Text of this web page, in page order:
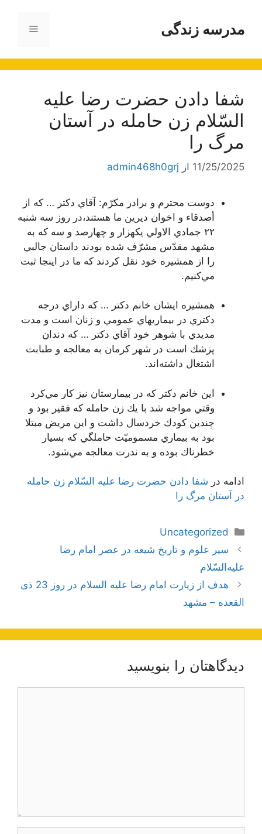
محتوامدرسه زندگی فهرست
شفا دادن حضرت رضا عليه
السّلام زن حامله در آستان
مرگ را
11/25/2025 از admin468h0grj
دوست محترم و برادر مكرّم: آقاي دكتر … كه از
أصدقاء و اخوان ديرين ما هستند،در روز سه شنبه
٢٢ جمادي الاولي يكهزار و چهارصد و سه كه به
مشهد مقدّس مشرّف شده بودند داستان جالبي
را از همشيره خود نقل كردند كه ما در اينجا ثبت
مي‌كنيم.
همشيره ايشان خانم دكتر … كه داراي درجه
دكتري در بيماريهاي عمومي و زنان است و مدت
مديدي با شوهر خود آقاي دكتر … كه دندان
پزشك است در شهر كرمان به معالجه و طبابت
اشتغال داشته‌اند.
اين خانم دكتر كه در بيمارستان نيز كار مي‌كرد
وقتي مواجه شد با يك زن حامله كه فقير بود و
چندين كودك خردسال داشت و اين مريض مبتلا
بود به بيماري مسموميّت حاملگي كه بسيار
خطرناك بوده و به ندرت معالجه مي‌شود.
ادامه در شفا دادن حضرت رضا عليه السّلام زن حامله
در آستان مرگ را
دسته‌ها
Uncategorized
ناوبری
نوشته‌ها
سير علوم‌ و تاريخ‌ شيعه‌ در عصر امام‌ رضا
عليه‌السّلام
هدف از زیارت امام رضا علیه السلام در روز 23 ذی
القعده – مشهد
دیدگاهتان را بنویسید